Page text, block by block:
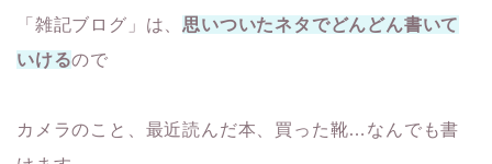
「雑記ブログ」は、 思いついたネタでどんどん書いて
いけるので
カメラのこと、最近読んだ本、買った靴…なんでも書